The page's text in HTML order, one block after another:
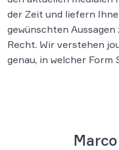
der Zeit und liefern
gewünschten Aussagen
Recht. Wir verstehen
genau, in welcher Form